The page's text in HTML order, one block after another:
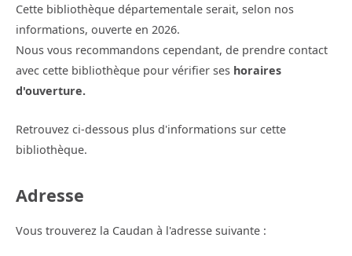
Cette bibliothèque départementale serait, selon nos
informations, ouverte en 2026.
Nous vous recommandons cependant, de prendre contact
avec cette bibliothèque pour vérifier ses horaires
d'ouverture.
Retrouvez ci-dessous plus d'informations sur cette
bibliothèque.
Adresse
Vous trouverez la Caudan à l'adresse suivante :